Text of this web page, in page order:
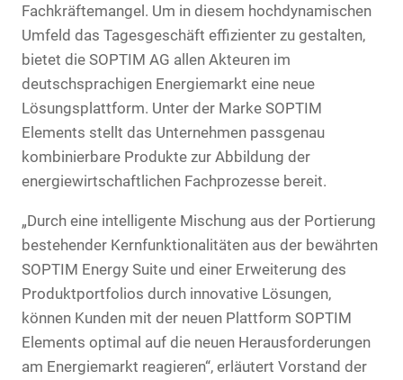
Fachkräftemangel. Um in diesem hochdynamischen
Umfeld das Tagesgeschäft effizienter zu gestalten,
bietet die SOPTIM AG allen Akteuren im
deutschsprachigen Energiemarkt eine neue
Lösungsplattform. Unter der Marke SOPTIM
Elements stellt das Unternehmen passgenau
kombinierbare Produkte zur Abbildung der
energiewirtschaftlichen Fachprozesse bereit.
„Durch eine intelligente Mischung aus der Portierung
bestehender Kernfunktionalitäten aus der bewährten
SOPTIM Energy Suite und einer Erweiterung des
Produktportfolios durch innovative Lösungen,
können Kunden mit der neuen Plattform SOPTIM
Elements optimal auf die neuen Herausforderungen
am Energiemarkt reagieren“, erläutert Vorstand der